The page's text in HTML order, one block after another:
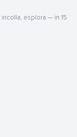
esplora — in 15